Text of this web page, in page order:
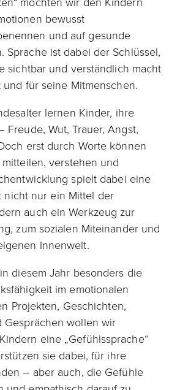
bewusst
und auf gesunde
Sprache ist dabei der Schlüssel,
sichtbar und verständlich macht
für seine Mitmenschen.
lernen Kinder, ihre
Wut, Trauer, Angst,
erst durch Worte können
verstehen und
spielt dabei eine
nicht nur ein Mittel der
auch ein Werkzeug zur
zum sozialen Miteinander und
Innenwelt.
diesem Jahr besonders die
im emotionalen
Projekten, Geschichten,
Gesprächen wollen wir
eine „Gefühlssprache“
sie dabei, für ihre
– aber auch, die Gefühle